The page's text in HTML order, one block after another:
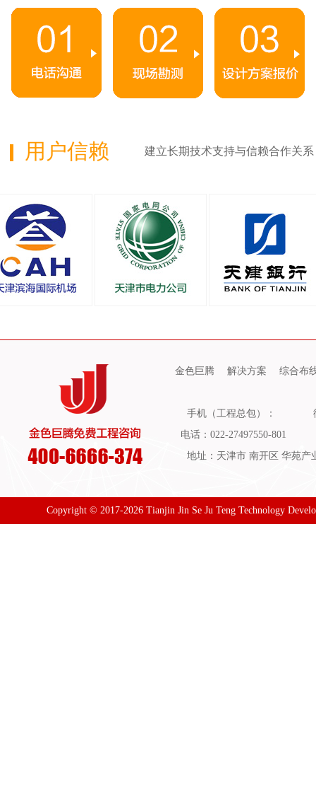
用户信赖 建立长期技术支持与信赖合作关系
金色巨腾 解决方案 综合布
手机（工程总包）：
电话：022-27497550-801
地址：天津市 南开区 华苑产
Copyright © 2017-2026 Tianjin Jin Se Ju Teng Technology